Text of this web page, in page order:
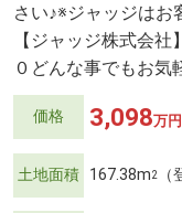
さい♪※ジャッジはお
【ジャッジ株式会
０どんな事でもお気
価格 3,098万円
土地面積 167.38m2 （